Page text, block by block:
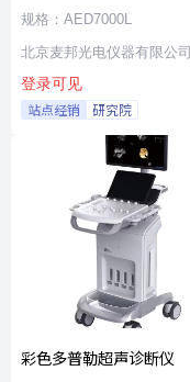
规格：AED7000L
北京麦邦光电仪器有限公司
登录可见
站点经销 研究院
彩色多普勒超声诊断仪